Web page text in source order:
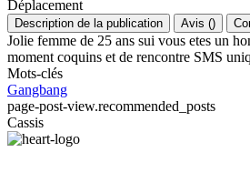
Déplacement
Description de la publication Avis ()
Jolie femme de 25 ans sui vous etes un
moment coquins et de rencontre SMS
Mots-clés
Gangbang
page-post-view.recommended_posts
Cassis